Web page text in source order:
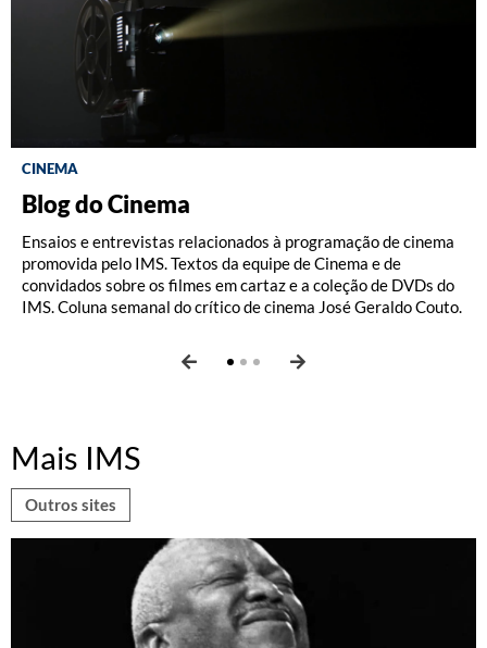
CINEMA
Blog do Cinema
Ensaios e entrevistas relacionados à programação de cinema
promovida pelo IMS. Textos da equipe de Cinema e de
convidados sobre os filmes em cartaz e a coleção de DVDs do
IMS. Coluna semanal do crítico de cinema José Geraldo Couto.
Coleção de DVDs
A coleção DVD IMS existe desde 2012 e já lançou diversos
filmes, entre produções brasileiras e estrangeiras. Os DVDs
podem ser adquiridos nas lojas dos nossos centros culturais e
na loja online do IMS.
NO CINEMA
José Geraldo Couto no Blog do IMS
Antes de estrear no Blog do Cinema em janeiro de 2019, onde
publicou até maio de 2026, o crítico de cinema, jornalista e
tradutor José Geraldo Couto assinou entre setembro de 2011
e dezembro de 2018 uma coluna semanal sobre cinema no
Mais IMS
Outros sites